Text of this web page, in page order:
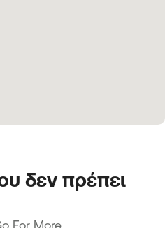
δεν πρέπει
For More